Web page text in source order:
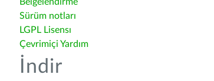
Sürüm notları
LGPL Lisensı
Çevrimiçi Yardım
İndir